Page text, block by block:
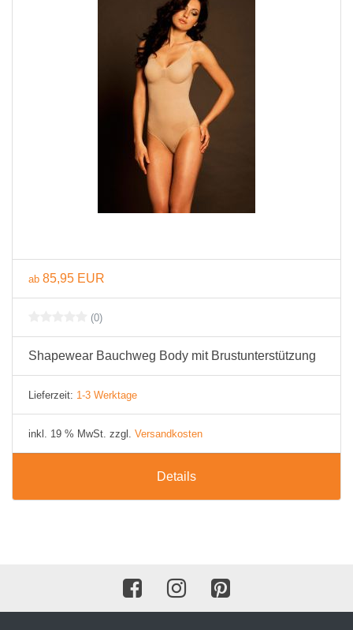
ab 85,95 EUR
(0)
Shapewear Bauchweg Body mit Brustunterstützung
Lieferzeit: 1-3 Werktage
inkl. 19 % MwSt. zzgl. Versandkosten
Details